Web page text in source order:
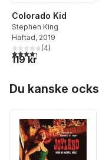
Colorado Kid
Stephen King
Häftad, 2019
4,3utav 5 stjärnor. Totalt
(4)
119 kr
Du kanske